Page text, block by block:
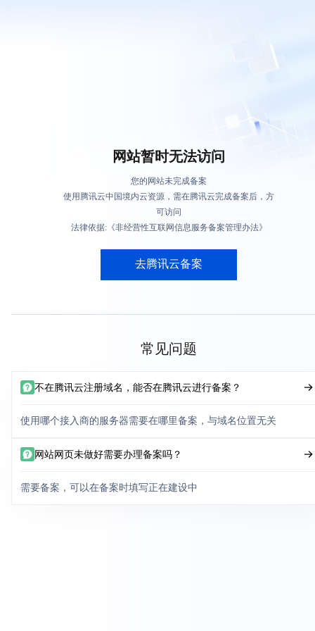
网站暂时无法访问
您的网站未完成备案
使用腾讯云中国境内云资源，需在腾讯云完成备案后，方
可访问
法律依据:《非经营性互联网信息服务备案管理办法》
去腾讯云备案
常见问题
不在腾讯云注册域名，能否在腾讯云进行备案？
使用哪个接入商的服务器需要在哪里备案，与域名位置无关
网站网页未做好需要办理备案吗？
需要备案，可以在备案时填写正在建设中